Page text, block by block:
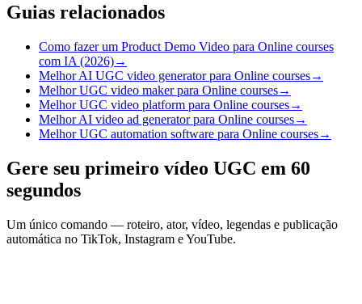
Guias relacionados
Como fazer um Product Demo Video para Online courses
com IA (2026)→
Melhor AI UGC video generator para Online courses→
Melhor UGC video maker para Online courses→
Melhor UGC video platform para Online courses→
Melhor AI video ad generator para Online courses→
Melhor UGC automation software para Online courses→
Gere seu primeiro vídeo UGC em 60
segundos
Um único comando — roteiro, ator, vídeo, legendas e publicação
automática no TikTok, Instagram e YouTube.